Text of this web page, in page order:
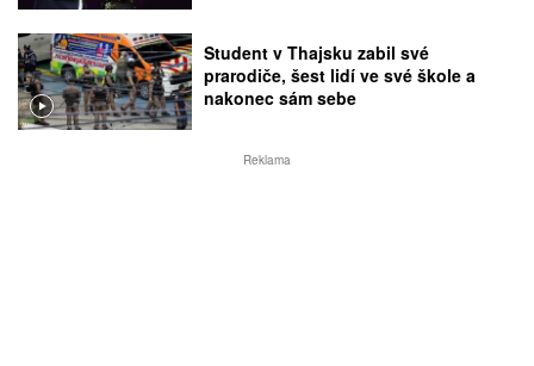
Student v Thajsku zabil své
prarodiče, šest lidí ve své škole a
nakonec sám sebe
Reklama